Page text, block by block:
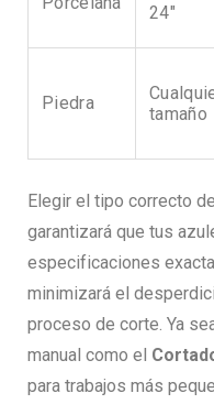
24″
Piedra
tamaño
Elegir el tipo correcto
garantizará que tus
especificaciones
minimizará el
proceso de corte. Ya
manual como el
para trabajos más